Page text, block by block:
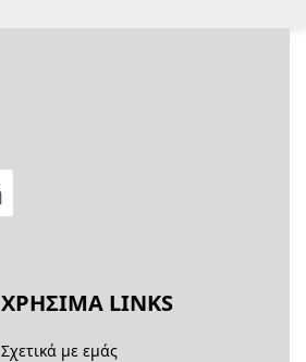
ΧΡΗΣΙΜΑ LINKS
Σχετικά με εμάς